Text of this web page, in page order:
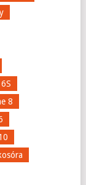
8